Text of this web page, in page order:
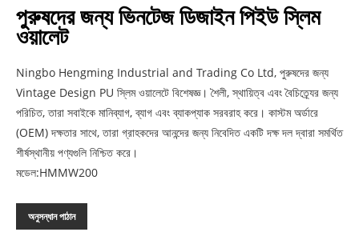
পুরুষদের জন্য ভিনটেজ ডিজাইন পিইউ স্লিম
ওয়ালেট
Ningbo Hengming Industrial and Trading Co Ltd, পুরুষদের জন্য
Vintage Design PU স্লিম ওয়ালেটে বিশেষজ্ঞ। শৈলী, স্থায়িত্ব এবং বৈচিত্র্যের জন্য
পরিচিত, তারা সবাইকে মানিব্যাগ, ব্যাগ এবং ব্যাকপ্যাক সরবরাহ করে। কাস্টম অর্ডারে
(OEM) দক্ষতার সাথে, তারা গ্রাহকদের আনন্দের জন্য নিবেদিত একটি দক্ষ দল দ্বারা সমর্থিত
শীর্ষস্থানীয় পণ্যগুলি নিশ্চিত করে।
মডেল:HMMW200
অনুসন্ধান পাঠান